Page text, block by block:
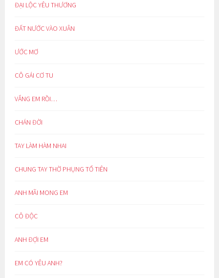
ĐẠI LỘC YÊU THƯƠNG
ĐẤT NƯỚC VÀO XUÂN
ƯỚC MƠ
CÔ GÁI CƠ TU
VẮNG EM RỒI…
CHÁN ĐỜI
TAY LÀM HÀM NHAI
CHUNG TAY THỜ PHỤNG TỔ TIÊN
ANH MÃI MONG EM
CÔ ĐỘC
ANH ĐỢI EM
EM CÓ YÊU ANH?